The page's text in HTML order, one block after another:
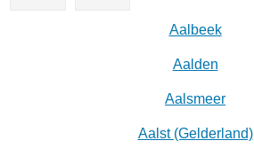
Aalbeek
Aalden
Aalsmeer
Aalst (Gelderland)